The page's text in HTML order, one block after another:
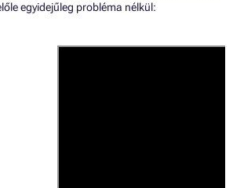
egyidejűleg probléma nélkül: